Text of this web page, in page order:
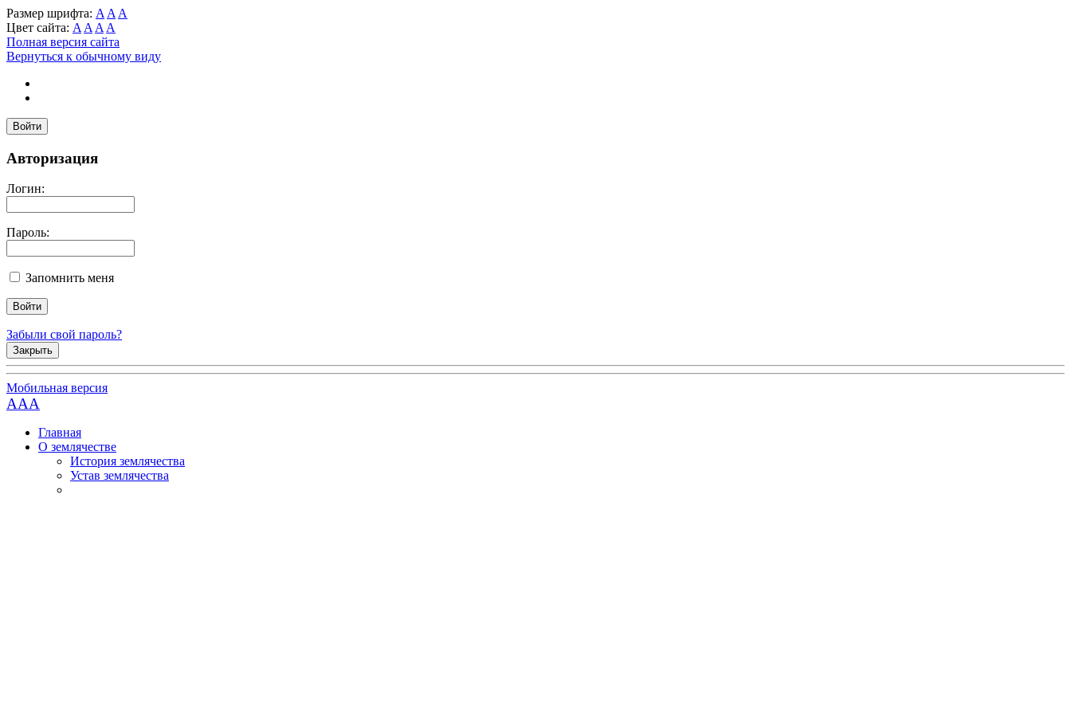
Размер шрифта: A A A
Цвет сайта: A A A A
Полная версия сайта
Вернуться к обычному виду
Войти
Авторизация
Логин:
Пароль:
Запомнить меня
Забыли свой пароль?
Закрыть
Мобильная версия
AAA
Главная
О землячестве
История землячества
Устав землячества